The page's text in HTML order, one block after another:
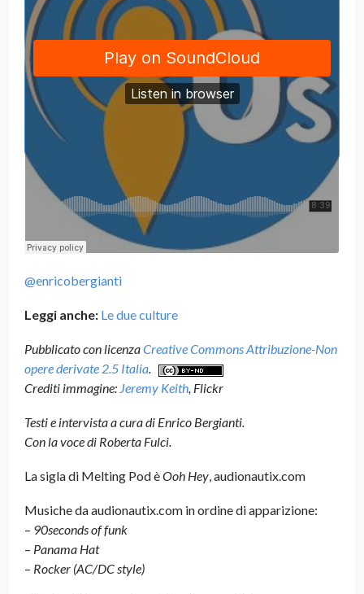
@enricobergianti
Leggi anche: Le due culture
Pubblicato con licenzaCreative Commons Attribuzione-Non
opere derivate 2.5 Italia.
Crediti immagine: Jeremy Keith, Flickr
Testi e intervista a cura di Enrico Bergianti.
Con la voce di Roberta Fulci.
La sigla di Melting Pod èOoh Hey, audionautix.com
Musiche da audionautix.com in ordine di apparizione:
– 90seconds of funk
– Panama Hat
– Rocker (AC/DC style)